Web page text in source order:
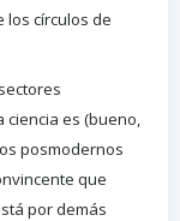
los círculos de
ciencia es (bueno,
posmodernos
que
por demás